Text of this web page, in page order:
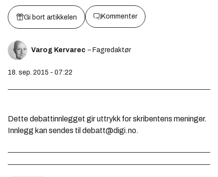
Gi bort artikkelen Kommenter
Varog Kervarec – Fagredaktør
18. sep. 2015 - 07:22
Dette debattinnlegget gir uttrykk for skribentens meninger.
Innlegg kan sendes til debatt@digi.no.